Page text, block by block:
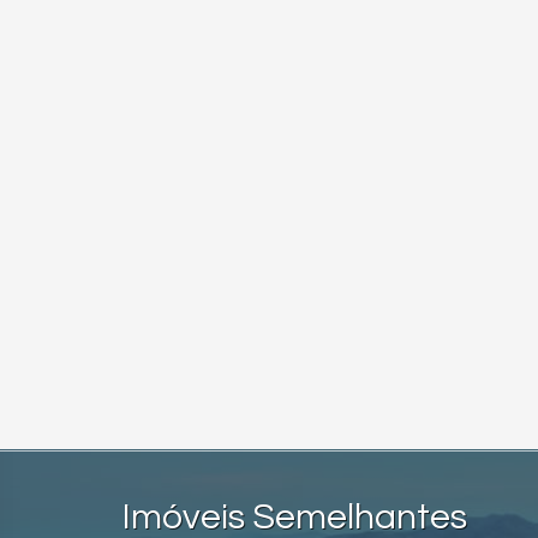
Imóveis Semelhantes